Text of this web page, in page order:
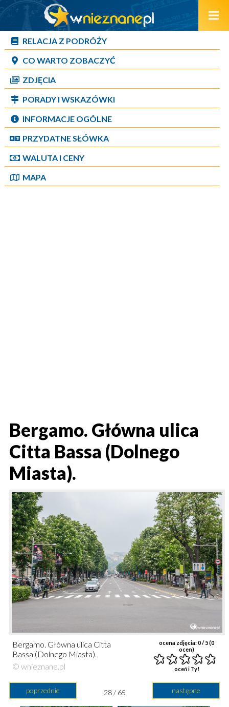
RELACJA Z PODRÓŻY
CO WARTO ZOBACZYĆ
ZDJĘCIA
PORADY I WSKAZÓWKI
INFORMACJE OGÓLNE
PRZYDATNE SŁÓWKA
WALUTA I CENY
MAPA
Bergamo. Główna ulica
Citta Bassa (Dolnego
Miasta).
ocena zdjęcia:0/ 5 (0
ocen)
oceń i Ty!
Bergamo. Główna ulica Citta
Bassa (Dolnego Miasta).
© wnieznane.pl
poprzednie następne
28 / 65